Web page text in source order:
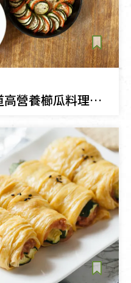
多變化櫛瓜吃法，四道高營養櫛瓜料理健康上桌～